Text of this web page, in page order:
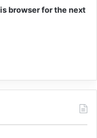
browser for the next